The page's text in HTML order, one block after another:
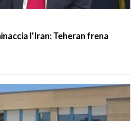
l'Iran: Teheran frena